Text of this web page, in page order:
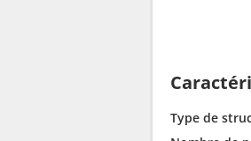
Type de